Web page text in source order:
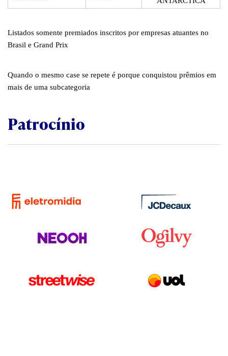
Listados somente premiados inscritos por empresas atuantes no
Brasil e Grand Prix
Quando o mesmo case se repete é porque conquistou prêmios em
mais de uma subcategoria
Patrocínio